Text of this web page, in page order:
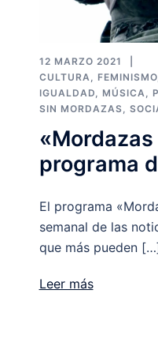
12 MARZO 2021
CULTURA, FEMINISMO
IGUALDAD, MÚSICA,
SIN MORDAZAS,
programa
El programa
semanal de las
que más pueden
Leer más